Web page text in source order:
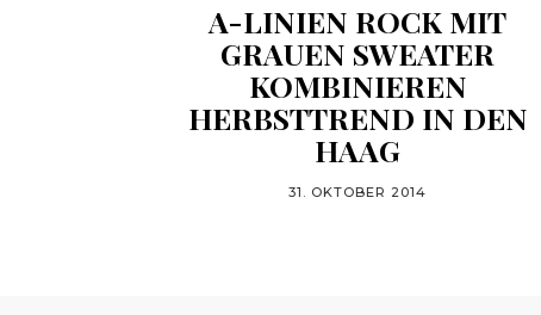
A-LINIEN ROCK MIT
GRAUEN SWEATER
KOMBINIEREN
HERBSTTREND IN DEN
HAAG
31. OKTOBER 2014